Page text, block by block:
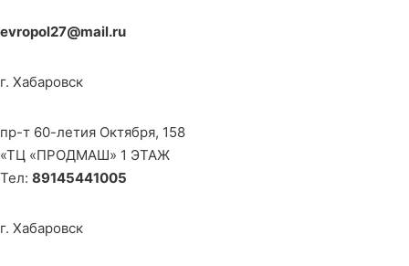
evropol27@mail.ru
г. Хабаровск
пр-т 60-летия Октября, 158
«ТЦ «ПРОДМАШ» 1 ЭТАЖ
Тел: 89145441005
г. Хабаровск